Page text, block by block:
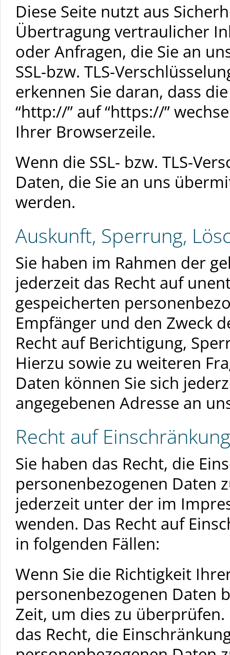
Diese Seite nutzt aus
Übertragung vertraulicher
oder Anfragen, die Sie an
SSL-bzw. TLS-
erkennen Sie daran, dass
“http://” auf “https://”
Ihrer Browserzeile.
Wenn die SSL- bzw. TLS-
Daten, die Sie an uns
werden.
Auskunft, Sperrung,
Sie haben im Rahmen der
jederzeit das Recht auf
gespeicherten
Empfänger und den Zweck
Recht auf Berichtigung,
Hierzu sowie zu weiteren
Daten können Sie sich
angegebenen Adresse an
Recht auf
Sie haben das Recht, die
personenbezogenen Daten
jederzeit unter der im
wenden. Das Recht auf
in folgenden Fällen:
Wenn Sie die Richtigkeit
personenbezogenen Daten
Zeit, um dies zu
das Recht, die